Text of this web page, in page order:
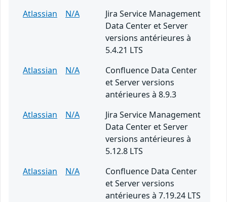
Atlassian
N/A
Jira Service Management
Data Center et Server
versions antérieures à
5.4.21 LTS
Atlassian
N/A
Confluence Data Center
et Server versions
antérieures à 8.9.3
Atlassian
N/A
Jira Service Management
Data Center et Server
versions antérieures à
5.12.8 LTS
Atlassian
N/A
Confluence Data Center
et Server versions
antérieures à 7.19.24 LTS